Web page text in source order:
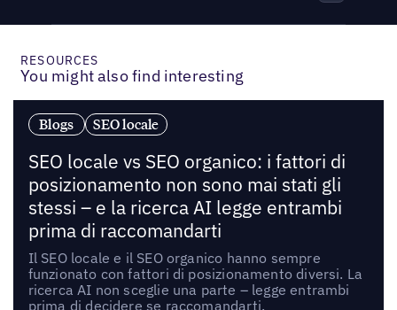
RESOURCES
You might also find interesting
Blogs SEO locale
SEO locale vs SEO organico: i fattori di
posizionamento non sono mai stati gli
stessi – e la ricerca AI legge entrambi
prima di raccomandarti
Il SEO locale e il SEO organico hanno sempre
funzionato con fattori di posizionamento diversi. La
ricerca AI non sceglie una parte – legge entrambi
prima di decidere se raccomandarti.